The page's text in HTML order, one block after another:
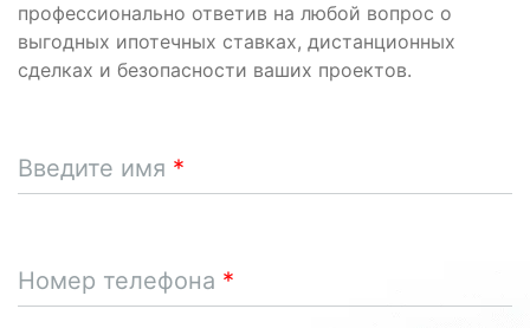
профессионально ответив на любой вопрос о
выгодных ипотечных ставках, дистанционных
сделках и безопасности ваших проектов.
Введите имя
Номер телефона